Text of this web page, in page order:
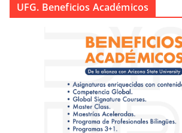
UFG. Beneficios Académicos